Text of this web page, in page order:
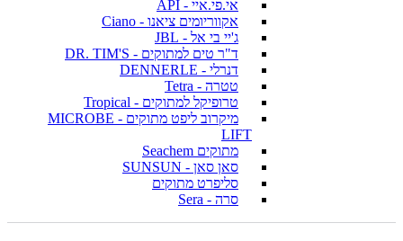
אי.פי.איי - API
אקווריומים ציאנו - Ciano
ג'יי בי אל - JBL
ד"ר טים למתוקים - DR. TIM'S
דנרלי - DENNERLE
טטרה - Tetra
טרופיקל למתוקים - Tropical
מיקרוב ליפט מתוקים - MICROBE
LIFT
מתוקים Seachem
סאן סאן - SUNSUN
סליפרט מתוקים
סרה - Sera